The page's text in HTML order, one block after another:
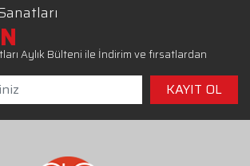
Aylık Bülteni ile İndirim ve fırsatlardan